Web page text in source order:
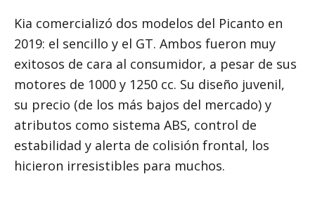
Kia comercializó dos modelos del Picanto en
2019: el sencillo y el GT. Ambos fueron muy
exitosos de cara al consumidor, a pesar de sus
motores de 1000 y 1250 cc. Su diseño juvenil,
su precio (de los más bajos del mercado) y
atributos como sistema ABS, control de
estabilidad y alerta de colisión frontal, los
hicieron irresistibles para muchos.